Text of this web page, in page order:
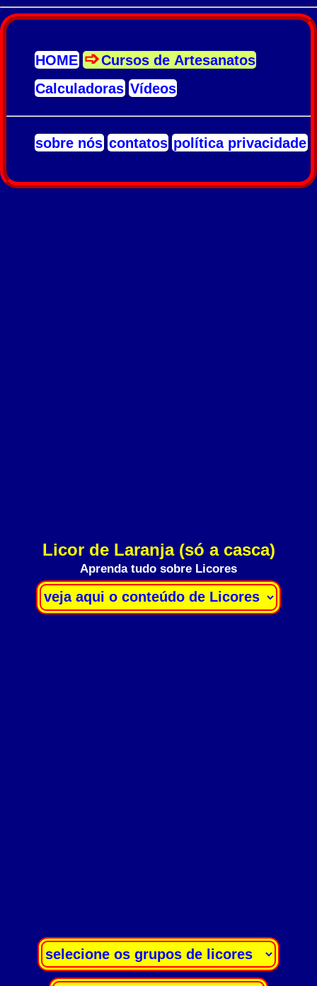
HOME
Cursos de Artesanatos
Calculadoras Vídeos
sobre nós contatos política privacidade
Licor de Laranja (só a casca)
Aprenda tudo sobre Licores